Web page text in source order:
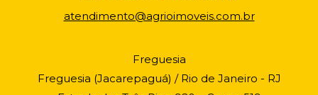
atendimento@agrioimoveis.com.br
Freguesia
Freguesia (Jacarepaguá) / Rio de Janeiro - RJ